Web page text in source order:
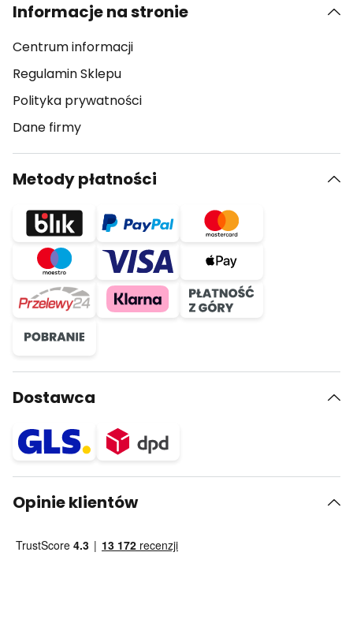
Informacje na stronie
Centrum informacji
Regulamin Sklepu
Polityka prywatności
Dane firmy
Metody płatności
Dostawca
Opinie klientów